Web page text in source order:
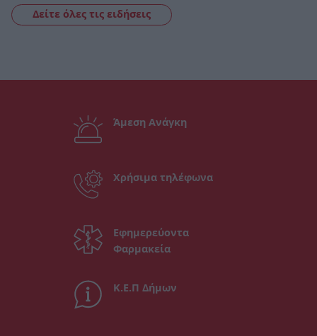
Δείτε όλες τις ειδήσεις
Άμεση Ανάγκη
Χρήσιμα τηλέφωνα
Εφημερεύοντα
Φαρμακεία
Κ.Ε.Π Δήμων